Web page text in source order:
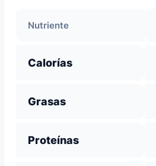
Nutriente
Calorías
Grasas
Proteínas